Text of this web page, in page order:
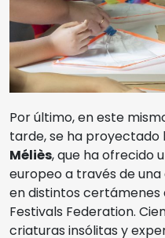
Por último, en este
tarde, se ha proyectado
Méliès, que ha ofrecido
europeo a través de
en distintos certámenes
Festivals Federation.
criaturas insólitas y